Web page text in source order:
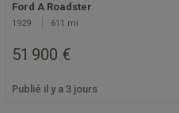
Ford A Roadster
1929 611 mi
51 900 €
Publié il y a 3 jours